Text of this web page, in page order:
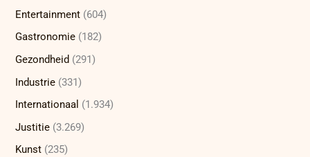
Entertainment (604)
Gastronomie (182)
Gezondheid (291)
Industrie (331)
Internationaal (1.934)
Justitie (3.269)
Kunst (235)